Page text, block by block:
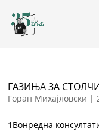
ГАЗИЊА ЗА
Горан Михајловски |
1Вонредна